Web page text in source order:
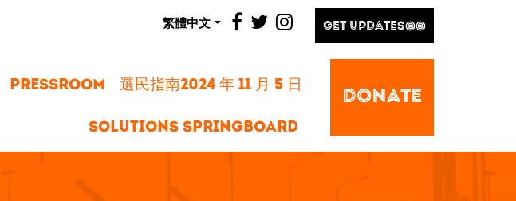
繁體中文 facebook
twitterinstagram
GET UPDATES@@
DONATE
PRESSROOM 選民指南2024 年 11 月 5 日
SOLUTIONS SPRINGBOARD